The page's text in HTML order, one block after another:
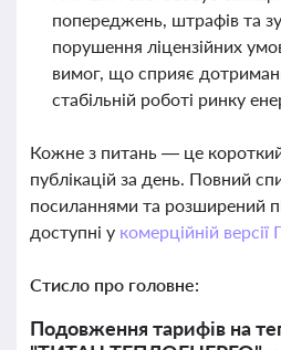
попереджень, штрафів та
порушення ліцензійних
вимог, що сприяє
стабільній роботі ринку
Кожне з питань — це
публікацій за день. Повний
посиланнями та розширений
доступні у комерційній
Стисло про головне:
Подовження тарифів на